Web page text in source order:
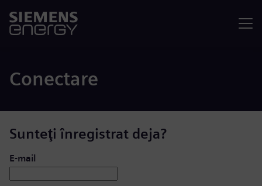
Conectare
Sunteţi înregistrat deja?
Conectare: utilizator și parolă
E-mail